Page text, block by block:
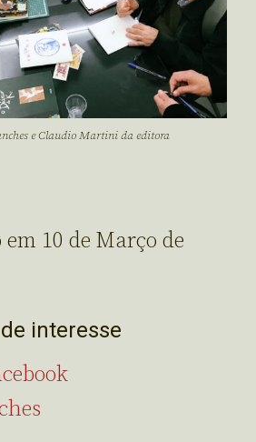
e Claudio Martini da editora
10 de Março de
interesse